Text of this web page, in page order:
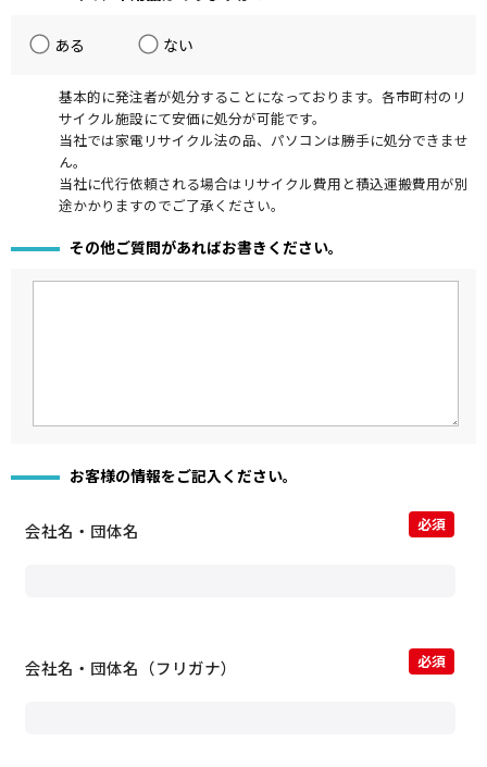
ある ない
基本的に発注者が処分することになっております。各市町村のリ
サイクル施設にて安価に処分が可能です。
当社では家電リサイクル法の品、パソコンは勝手に処分できませ
ん。
当社に代行依頼される場合はリサイクル費用と積込運搬費用が別
途かかりますのでご了承ください。
その他ご質問があればお書きください。
お客様の情報をご記入ください。
会社名・団体名 必須
会社名・団体名（フリガナ） 必須